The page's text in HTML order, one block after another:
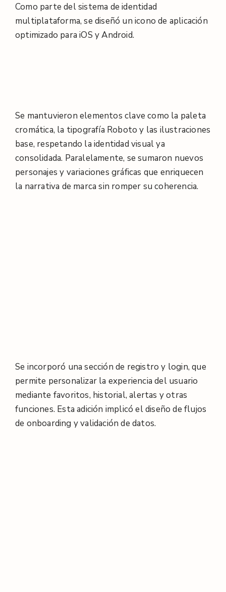
Como parte del sistema de identidad
multiplataforma, se diseñó un icono de aplicación
optimizado para iOS y Android.
Se mantuvieron elementos clave como la paleta
cromática, la tipografía Roboto y las ilustraciones
base, respetando la identidad visual ya
consolidada. Paralelamente, se sumaron nuevos
personajes y variaciones gráficas que enriquecen
la narrativa de marca sin romper su coherencia.
Se incorporó una sección de registro y login, que
permite personalizar la experiencia del usuario
mediante favoritos, historial, alertas y otras
funciones. Esta adición implicó el diseño de flujos
de onboarding y validación de datos.